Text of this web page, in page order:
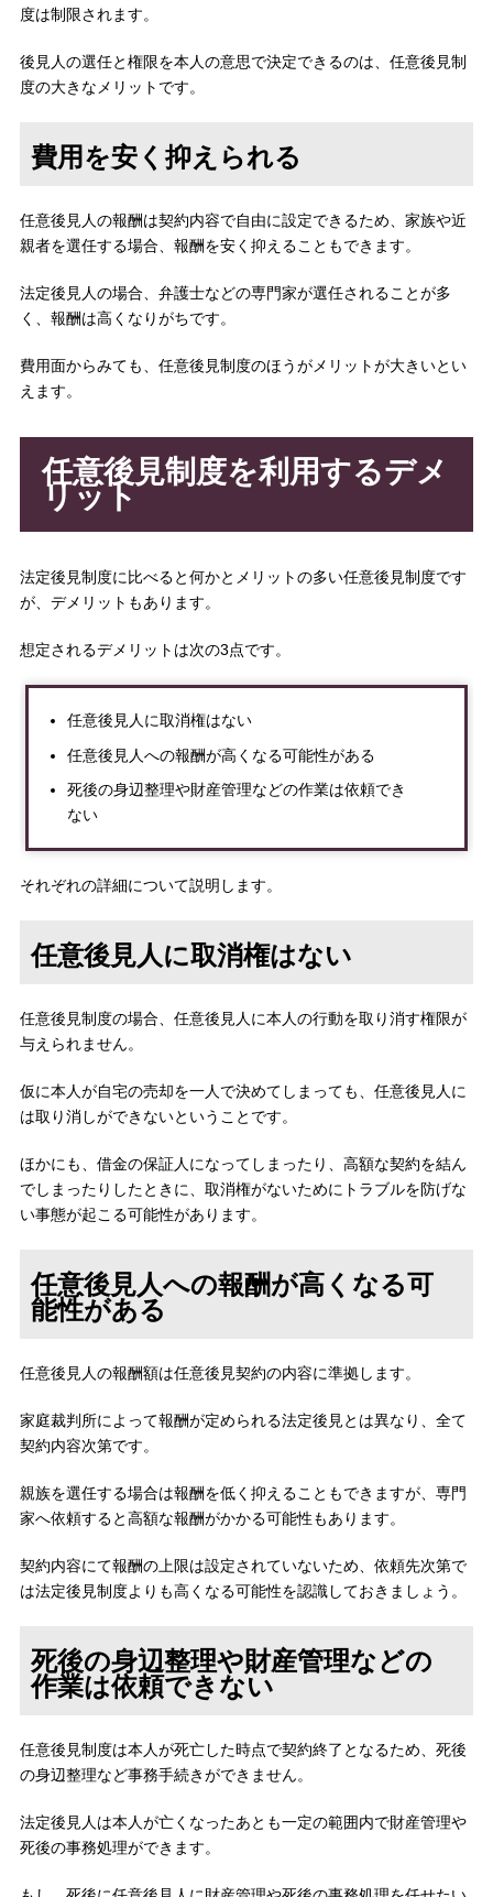
度は制限されます。
後見人の選任と権限を本人の意思で決定できるのは、任意後見制
度の大きなメリットです。
費用を安く抑えられる
任意後見人の報酬は契約内容で自由に設定できるため、家族や近
親者を選任する場合、報酬を安く抑えることもできます。
法定後見人の場合、弁護士などの専門家が選任されることが多
く、報酬は高くなりがちです。
費用面からみても、任意後見制度のほうがメリットが大きいとい
えます。
任意後見制度を利用するデメ
リット
法定後見制度に比べると何かとメリットの多い任意後見制度です
が、デメリットもあります。
想定されるデメリットは次の3点です。
任意後見人に取消権はない
任意後見人への報酬が高くなる可能性がある
死後の身辺整理や財産管理などの作業は依頼でき
ない
それぞれの詳細について説明します。
任意後見人に取消権はない
任意後見制度の場合、任意後見人に本人の行動を取り消す権限が
与えられません。
仮に本人が自宅の売却を一人で決めてしまっても、任意後見人に
は取り消しができないということです。
ほかにも、借金の保証人になってしまったり、高額な契約を結ん
でしまったりしたときに、取消権がないためにトラブルを防げな
い事態が起こる可能性があります。
任意後見人への報酬が高くなる可
能性がある
任意後見人の報酬額は任意後見契約の内容に準拠します。
家庭裁判所によって報酬が定められる法定後見とは異なり、全て
契約内容次第です。
親族を選任する場合は報酬を低く抑えることもできますが、専門
家へ依頼すると高額な報酬がかかる可能性もあります。
契約内容にて報酬の上限は設定されていないため、依頼先次第で
は法定後見制度よりも高くなる可能性を認識しておきましょう。
死後の身辺整理や財産管理などの
作業は依頼できない
任意後見制度は本人が死亡した時点で契約終了となるため、死後
の身辺整理など事務手続きができません。
法定後見人は本人が亡くなったあとも一定の範囲内で財産管理や
死後の事務処理ができます。